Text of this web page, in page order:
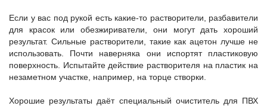
Если у вас под рукой есть какие-то растворители, разбавители
для красок или обезжириватели, они могут дать хороший
результат. Сильные растворители, такие как ацетон лучше не
использовать. Почти наверняка они испортят пластиковую
поверхность. Испытайте действие растворителя на пластик на
незаметном участке, например, на торце створки.
Хорошие результаты даёт специальный очиститель для ПВХ